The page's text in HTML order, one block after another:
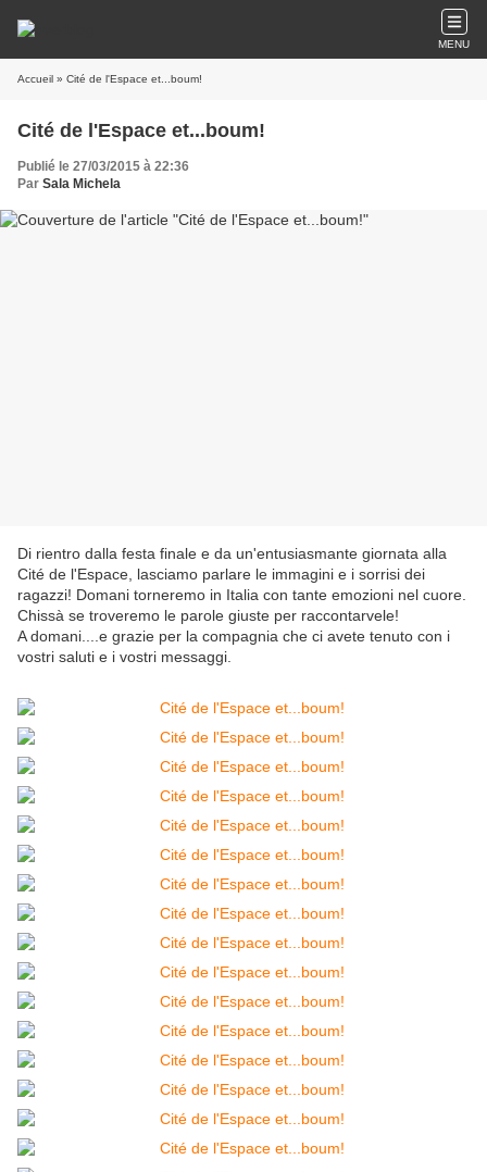
MENU
Accueil » Cité de l'Espace et...boum!
Cité de l'Espace et...boum!
Publié le 27/03/2015 à 22:36
Par Sala Michela
Di rientro dalla festa finale e da un'entusiasmante giornata alla
Cité de l'Espace, lasciamo parlare le immagini e i sorrisi dei
ragazzi! Domani torneremo in Italia con tante emozioni nel cuore.
Chissà se troveremo le parole giuste per raccontarvele!
A domani....e grazie per la compagnia che ci avete tenuto con i
vostri saluti e i vostri messaggi.